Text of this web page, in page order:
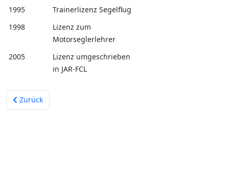
1995
Trainerlizenz Segelflug
1998
Lizenz zum
Motorseglerlehrer
2005
Lizenz umgeschrieben
in JAR-FCL
Vorheriger Beitrag: Mein Verein und mein Flugplatz
Zurück